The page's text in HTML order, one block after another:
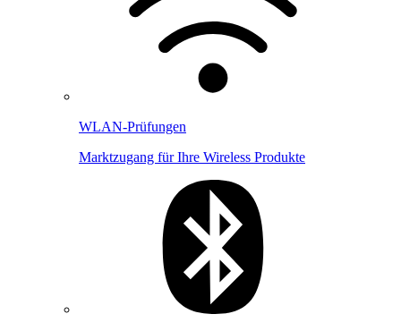
WLAN-Prüfungen
Marktzugang für Ihre Wireless Produkte